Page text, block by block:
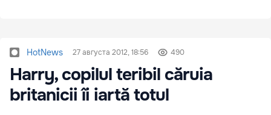
HotNews 27 августа 2012, 18:56 490
Harry, copilul teribil căruia
britanicii îi iartă totul